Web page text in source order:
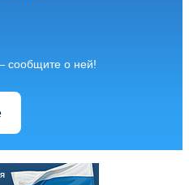
сообщите о ней!